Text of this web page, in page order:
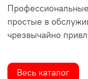
простые в
чрезвычайно
Весь каталог